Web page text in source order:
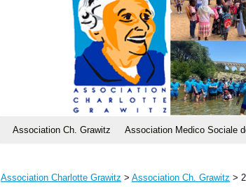
Association Ch. Grawitz Association Medico Sociale
Association Charlotte Grawitz > Association Ch. Grawitz >